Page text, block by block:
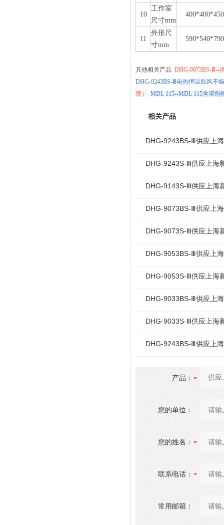
10
工作室
尺寸mm
400*400*450
11
外形尺
寸mm
590*540*790
其他相关产品 DHG-9073BS-Ⅲ--
DHG-9243BS-Ⅲ电热恒温鼓风干
度）
MDL 115--MDL 115含溶
相关产品
DHG-9243BS-Ⅲ供应上
DHG-9243S-Ⅲ供应上海
DHG-9143S-Ⅲ供应上海
DHG-9073BS-Ⅲ供应上
DHG-9073S-Ⅲ供应上海
DHG-9053BS-Ⅲ供应上
DHG-9053S-Ⅲ供应上海
DHG-9033BS-Ⅲ供应上
DHG-9033S-Ⅲ供应上海
DHG-9243BS-Ⅲ供应上
产品：
您的单位：
您的姓名：
联系电话：
常用邮箱：